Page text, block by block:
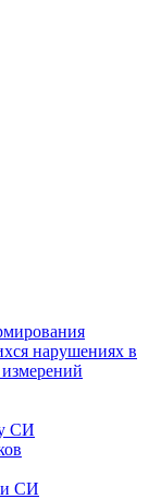
нарушениях в
измерений
СИ
СИ